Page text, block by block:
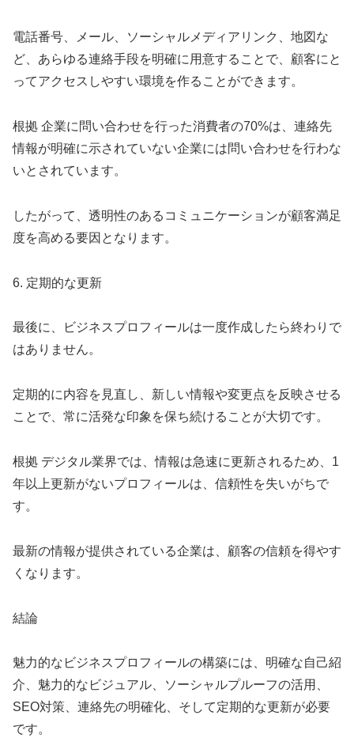
電話番号、メール、ソーシャルメディアリンク、地図な
ど、あらゆる連絡手段を明確に用意することで、顧客にと
ってアクセスしやすい環境を作ることができます。
根拠 企業に問い合わせを行った消費者の70%は、連絡先
情報が明確に示されていない企業には問い合わせを行わな
いとされています。
したがって、透明性のあるコミュニケーションが顧客満足
度を高める要因となります。
6. 定期的な更新
最後に、ビジネスプロフィールは一度作成したら終わりで
はありません。
定期的に内容を見直し、新しい情報や変更点を反映させる
ことで、常に活発な印象を保ち続けることが大切です。
根拠 デジタル業界では、情報は急速に更新されるため、1
年以上更新がないプロフィールは、信頼性を失いがちで
す。
最新の情報が提供されている企業は、顧客の信頼を得やす
くなります。
結論
魅力的なビジネスプロフィールの構築には、明確な自己紹
介、魅力的なビジュアル、ソーシャルプルーフの活用、
SEO対策、連絡先の明確化、そして定期的な更新が必要
です。